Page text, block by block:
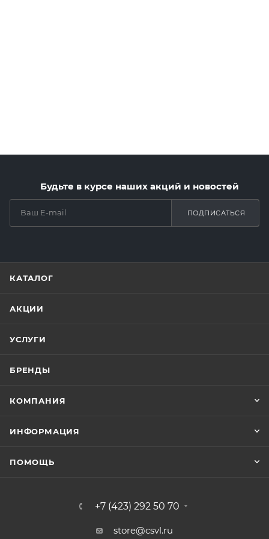
Будьте в курсе наших акций и новостей
ПОДПИСАТЬСЯ
КАТАЛОГ
АКЦИИ
УСЛУГИ
БРЕНДЫ
КОМПАНИЯ
ИНФОРМАЦИЯ
ПОМОЩЬ
+7 (423) 292 50 70
store@csvl.ru